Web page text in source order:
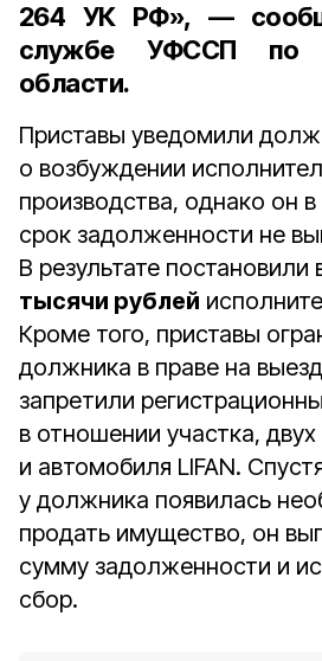
264 УК РФ», —
службе УФССП по
области.
Приставы уведомили
о возбуждении
производства, однако он
срок задолженности не
В результате постановили
тысячи рублей
Кроме того, приставы
должника в праве на
запретили
в отношении участка, двух
и автомобиля LIFAN.
у должника появилась
продать имущество, он
сумму задолженности и
сбор.